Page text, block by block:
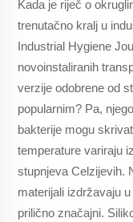
Kada je riječ o
trenutačno kralj u
Industrial Hygiene
novoinstaliranih
verzije odobrene od
popularnim? Pa,
bakterije mogu
temperature variraju
stupnjeva Celzijevih.
materijali izdržavaju
prilično značajni.